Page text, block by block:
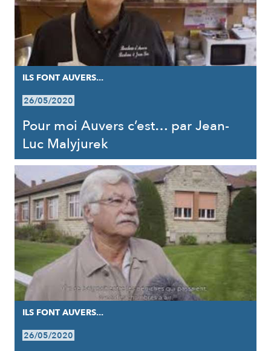
ILS FONT AUVERS...
26/05/2020
Pour moi Auvers c’est… par Jean-
Luc Malyjurek
ILS FONT AUVERS...
26/05/2020